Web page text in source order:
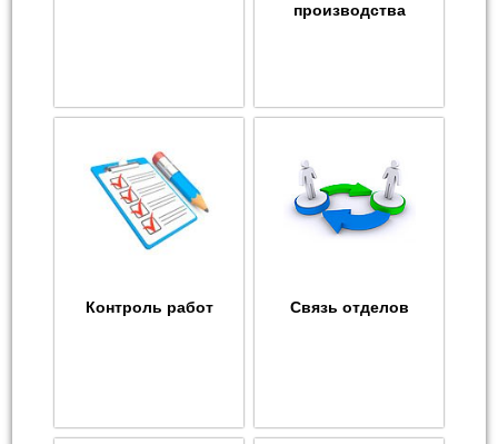
производства
Контроль работ Связь отделов